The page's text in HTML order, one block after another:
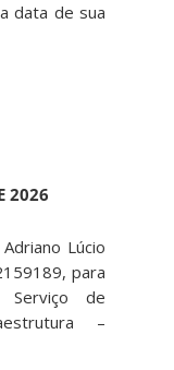
data de sua
2026
Lúcio
para
de
–